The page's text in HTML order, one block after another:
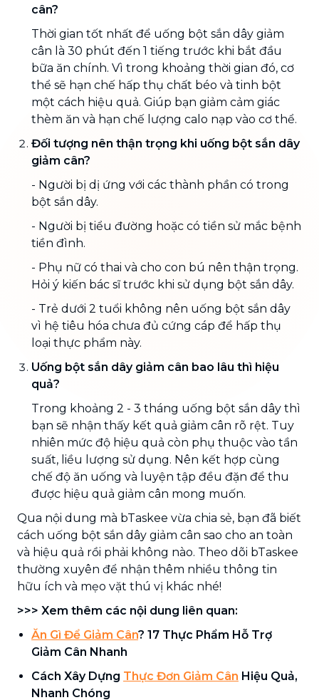
cân?
Thời gian tốt nhất để uống bột sắn dây giảm
cân là 30 phút đến 1 tiếng trước khi bắt đầu
bữa ăn chính. Vì trong khoảng thời gian đó, cơ
thể sẽ hạn chế hấp thụ chất béo và tinh bột
một cách hiệu quả. Giúp bạn giảm cảm giác
thèm ăn và hạn chế lượng calo nạp vào cơ thể.
Đối tượng nên thận trọng khi uống bột sắn dây
giảm cân?
- Người bị dị ứng với các thành phần có trong
bột sắn dây.
- Người bị tiểu đường hoặc có tiền sử mắc bệnh
tiền đình.
- Phụ nữ có thai và cho con bú nên thận trọng.
Hỏi ý kiến bác sĩ trước khi sử dụng bột sắn dây.
- Trẻ dưới 2 tuổi không nên uống bột sắn dây
vì hệ tiêu hóa chưa đủ cứng cáp để hấp thụ
loại thực phẩm này.
Uống bột sắn dây giảm cân bao lâu thì hiệu
quả?
Trong khoảng 2 - 3 tháng uống bột sắn dây thì
bạn sẽ nhận thấy kết quả giảm cân rõ rệt. Tuy
nhiên mức độ hiệu quả còn phụ thuộc vào tần
suất, liều lượng sử dụng. Nên kết hợp cùng
chế độ ăn uống và luyện tập đều đặn để thu
được hiệu quả giảm cân mong muốn.
Qua nội dung mà bTaskee vừa chia sẻ, bạn đã biết
cách uống bột sắn dây giảm cân sao cho an toàn
và hiệu quả rồi phải không nào. Theo dõi bTaskee
thường xuyên để nhận thêm nhiều thông tin
hữu ích và mẹo vặt thú vị khác nhé!
>>> Xem thêm các nội dung liên quan:
Ăn Gì Để Giảm Cân? 17 Thực Phẩm Hỗ Trợ
Giảm Cân Nhanh
Cách Xây Dựng Thực Đơn Giảm Cân Hiệu Quả,
Nhanh Chóng